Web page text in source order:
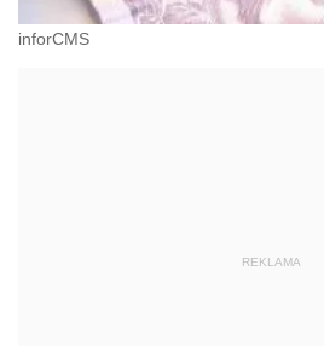
inforCMS